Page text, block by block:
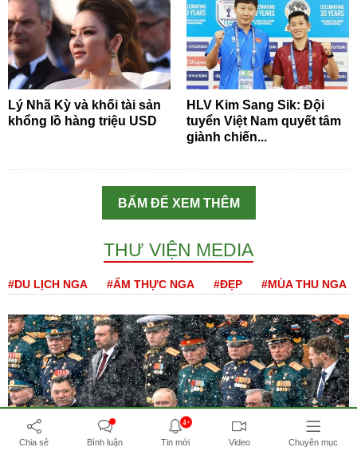
Lý Nhã Kỳ và khối tài sản
khổng lồ hàng triệu USD
HLV Kim Sang Sik: Đội
tuyển Việt Nam quyết tâm
giành chiến...
BẤM ĐỂ XEM THÊM
THƯ VIỆN MEDIA
#DU LỊCH NGA #ẨM THỰC NGA #ĐẸP #MÙA THU NGA
#DUYỆT BINH
Chia sẻ Bình luận
4+
Tin mới Video Chuyên mục